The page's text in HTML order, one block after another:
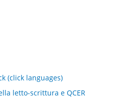
(click languages)
letto-scrittura e QCER